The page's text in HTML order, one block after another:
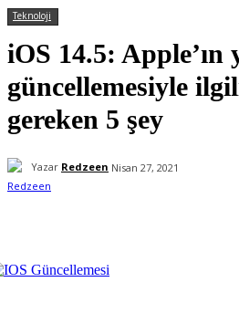
Teknoloji
iOS 14.5: Apple’ın
güncellemesiyle
gereken 5 şey
Yazar Redzeen Nisan 27, 2021